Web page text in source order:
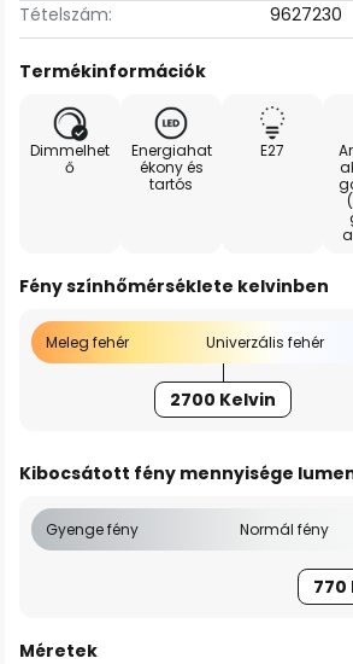
Tételszám:
9627230
Termékinformációk
Dimmelhet
ő
Energiahat
ékony és
tartós
E27
Fény színhőmérséklete kelvinben
Meleg fehér Univerzális fehér
2700 Kelvin
Kibocsátott fény mennyisége
Gyenge fény Normál fény
770
Méretek